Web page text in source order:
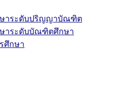
ษาระดับปริญญาบัณฑิต
าระดับบัณฑิตศึกษา
ศึกษา